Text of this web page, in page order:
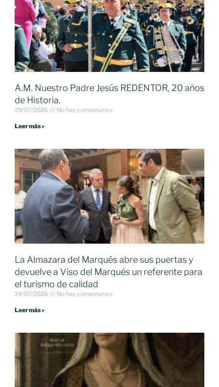
A.M. Nuestro Padre Jesús REDENTOR, 20 años
de Historia.
29/07/2026 No hay comentarios
Leer más »
La Almazara del Marqués abre sus puertas y
devuelve a Viso del Marqués un referente para
el turismo de calidad
24/07/2026 No hay comentarios
Leer más »